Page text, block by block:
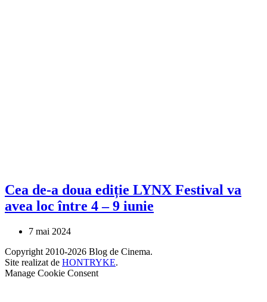
Cea de-a doua ediție LYNX Festival va
avea loc între 4 – 9 iunie
7 mai 2024
Copyright 2010-2026 Blog de Cinema.
Site realizat de HONTRYKE.
Manage Cookie Consent